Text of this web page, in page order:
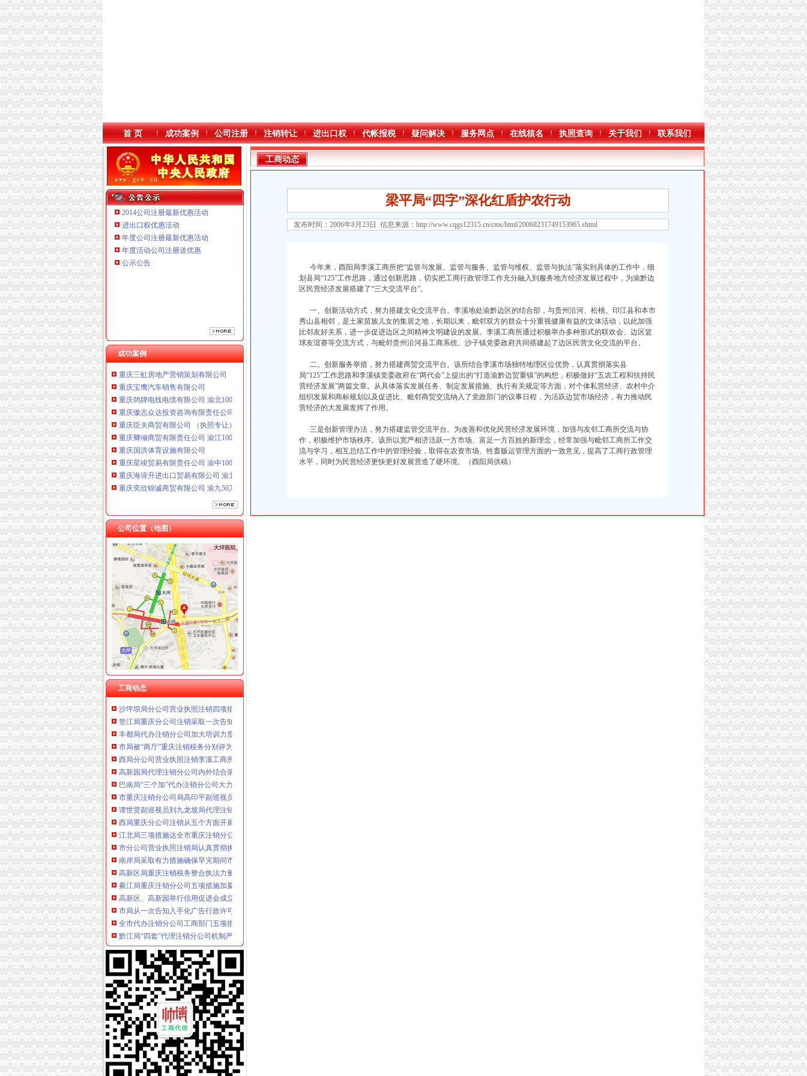
本站导航
首 页 成功案例 公司注册 注销转让 进出口权 代帐报税 疑问解决 服务网点 在线核名 执照查询 关于我们 联系我们
2014公司注册最新优惠活动
进出口权优惠活动
年度公司注册最新优惠活动
年度活动公司注册送优惠
公示公告
成功案例
重庆鸽牌电线电缆有限公司 渝北10010万 (进出口权)
重庆傲志众达投资咨询有限责任公司 渝九1000万 （增资）
重庆奕欣锦诚商贸有限公司 渝九50万 （工商注册）
重庆信同广告有限公司 渝沙50万 （工商注册）
重庆三虹房地产营销策划有限公司
重庆宝鹰汽车销售有限公司
重庆鸽牌电线电缆有限公司 渝北10010万 (进出口权)
重庆傲志众达投资咨询有限责任公司 渝九1000万 （增资）
重庆臣夫商贸有限公司 （执照专让）
重庆卿倾商贸有限责任公司 渝江100万 （工商注册）
重庆国洪体育设施有限公司
重庆星竣贸易有限责任公司 渝中100万 （进出口权）
重庆海谛升进出口贸易有限公司 渝北100万 （进出口权）
重庆奕欣锦诚商贸有限公司 渝九50万 （工商注册）
重庆信同广告有限公司 渝沙50万 （工商注册）
重庆三虹房地产营销策划有限公司
重庆宝鹰汽车销售有限公司
公司位置（地图）
工商动态
工商动态
全市代理注销分公司区县局信用信息化岗位大练抽考和竞赛正式开考
高新区局围绕“三项重点工作、两项突破工作”代办注销分公司谋划2007年工作
国家工商总局市重庆注销税务场司领导到观音桥农贸市场视察工作
万州局重庆分公司注销全力服务地方经济
郭翔副局长、重庆分公司注销高印平副巡视员率领直属局组织企业赴万州开展项目考察、劳务对接活动
北碚局代理注销分公司缙云工商所五项措施推进工商所12315分类监管平台应用
永川局重庆分公司注销扎实开展2007红盾护农行动
永川区出台实施品牌战略措施
沙坪坝局分公司营业执照注销四项措施化队伍建设
垫江局重庆分公司注销采取一次告知措施提高年检效率
丰都局代办注销分公司加大培训力度着力提高队伍素质
市局被“两厅”重庆注销税务分别评为2006年度督查工作先进单位和先进集体
酉局分公司营业执照注销李溪工商所五条措施推进红老区新农村建设
高新园局代理注销分公司内外结合落实流动人口计划生育管理工作
巴南局“三个加”代办注销分公司大力实施消费安全放心工程
市重庆注销分公司局高印平副巡视员到渝北局检查指导工作
谭世贤副巡视员到九龙坡局代理注销分公司检查指导工作
酉局重庆分公司注销从五个方面开展送温暖活动
江北局三项措施达全市重庆注销分公司工商工作会议精
市分公司营业执照注销局认真贯彻执行《广告管理办法》一月份媒体广告发布得到有效规范
南岸局采取有力措施确保旱灾期间市重庆分公司注销场稳定和食品消费安全
高新区局重庆注销税务整合执法力量化综合执法检查工作
綦江局重庆注销分公司五项措施加夏季安全生产工作
高新区、高新园举行信用促进会成立暨“重合同守信用”代办注销分公司企业表彰大会
市局从一次告知入手化广告行政许可的重庆注销分公司规范和服务
全市代办注销分公司工商部门五项措施力保旱期市场稳定
黔江局“四套”代理注销分公司机制严把执法质量关
綦江局全力旱救灾 确保市代理注销分公司场供应
单衍华副局重庆注销税务长到北碚局基层所进行问
云局五措并举化成品油市分公司营业执照注销场监管
涪陵局协调大型超市零利润保市民旱期“菜篮子”代理注销分公司需求
南岸区分局开展执法培训力推进“转型”重庆分公司注销工作
郭翔副局分公司营业执照注销长到渝北局调研
荣昌局重庆注销税务采取四项措施全力支持当地旱工作
城口局构筑“四道防线”分公司营业执照注销力保夏季食品安全
石柱局“三落实”代办注销分公司化办公室政务服务工作
高新园“守重”重庆注销税务企业评选呈现四大点
秀山局积推动县城水果批发市代办注销分公司场建设
工商动态
梁平局“四字”深化红盾护农行动
发布时间：2006年8月23日 信息来源： http://www.cqgs12315.cn/cms/html/20068231749153965.shtml
今年来，酉阳局李溪工商所把“监管与发展、监管与服务、监管与维权、监管与执法”落实到具体的工作中，细
划县局“125”工作思路，通过创新思路，切实把工商行政管理工作充分融入到服务地方经济发展过程中，为渝黔边
区民营经济发展搭建了“三大交流平台”。
一、创新活动方式，努力搭建文化交流平台。李溪地处渝黔边区的结合部，与贵州沿河、松桃、印江县和本市
秀山县相邻，是土家苗族儿女的集居之地，长期以来，毗邻双方的群众十分重视健康有益的文体活动，以此加强
比邻友好关系，进一步促进边区之间精神文明建设的发展。李溪工商所通过积极举办多种形式的联欢会、边区篮
球友谊赛等交流方式，与毗邻贵州沿河县工商系统、沙子镇党委政府共同搭建起了边区民营文化交流的平台。
二、创新服务举措，努力搭建商贸交流平台。该所结合李溪市场独特地理区位优势，认真贯彻落实县
局“125”工作思路和李溪镇党委政府在“两代会”上提出的“打造渝黔边贸重镇”的构想，积极做好“五农工程和扶持民
营经济发展”两篇文章。从具体落实发展任务、制定发展措施、执行有关规定等方面，对个体私营经济、农村中介
组织发展和商标规划以及促进比、毗邻商贸交流纳入了党政部门的议事日程，为活跃边贸市场经济，有力推动民
营经济的大发展发挥了作用。
三是创新管理办法，努力搭建监管交流平台。为改善和优化民营经济发展环境，加强与友邻工商所交流与协
作，积极维护市场秩序。该所以宽严相济活跃一方市场、富足一方百姓的新理念，经常加强与毗邻工商所工作交
流与学习，相互总结工作中的管理经验，取得在农资市场、牲畜贩运管理方面的一致意见，提高了工商行政管理
水平，同时为民营经济更快更好发展营造了硬环境。（酉阳局供稿）